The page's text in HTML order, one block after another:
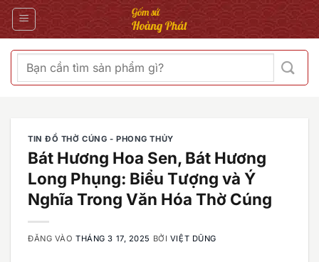
Bỏ
qua
Tìm
kiếm:
TIN ĐỒ THỜ CÚNG - PHONG THỦY
Bát Hương Hoa Sen, Bát Hương
Long Phụng: Biểu Tượng và Ý
Nghĩa Trong Văn Hóa Thờ Cúng
ĐĂNG VÀOTHÁNG 3 17, 2025 BỞI VIỆT DŨNG